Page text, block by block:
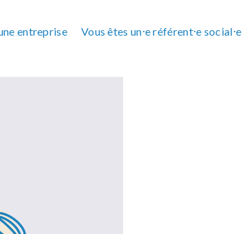
entreprise Vous êtes un⸱e référent⸱e social⸱e